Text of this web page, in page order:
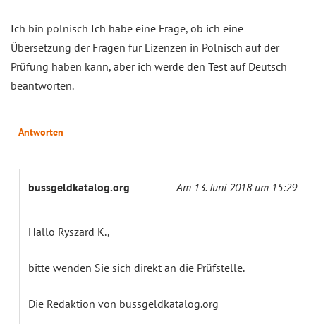
Ich bin polnisch Ich habe eine Frage, ob ich eine
Übersetzung der Fragen für Lizenzen in Polnisch auf der
Prüfung haben kann, aber ich werde den Test auf Deutsch
beantworten.
Antworten
bussgeldkatalog.org Am 13. Juni 2018 um 15:29
Hallo Ryszard K.,
bitte wenden Sie sich direkt an die Prüfstelle.
Die Redaktion von bussgeldkatalog.org